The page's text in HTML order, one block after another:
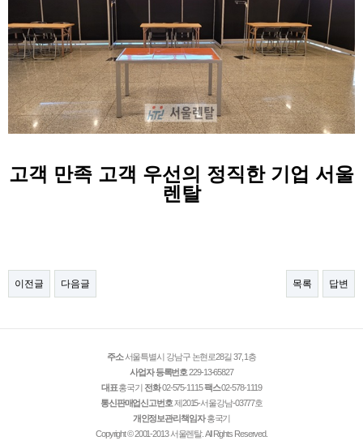
고객 만족 고객 우선의 정직한 기업 서울
렌탈
이전글 다음글 목록 답변
주소서울특별시 강남구 논현로28길 37, 1층
사업자 등록번호229-13-65827
대표홍국기 전화02-575-1115팩스02-578-1119
통신판매업신고번호제2015-서울강남-03777호
개인정보관리책임자홍국기
Copyright © 2001-2013 서울렌탈. All Rights Reserved.